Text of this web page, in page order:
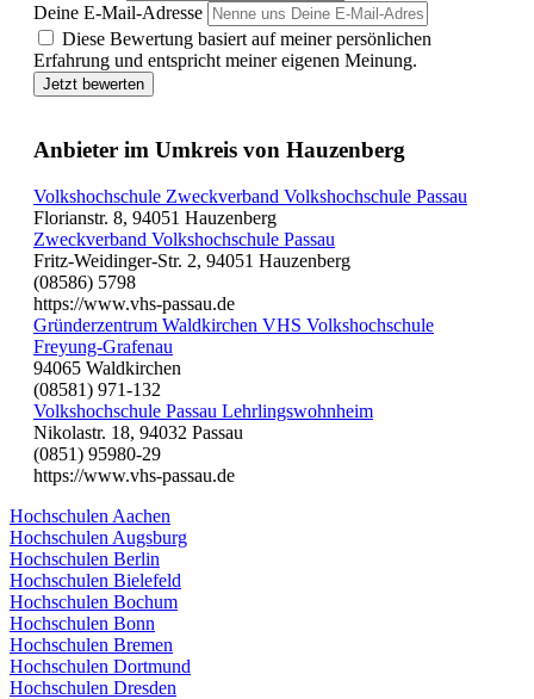
Deine E-Mail-Adresse
Diese Bewertung basiert auf meiner persönlichen
Erfahrung und entspricht meiner eigenen Meinung.
Jetzt bewerten
Anbieter im Umkreis von Hauzenberg
Volkshochschule Zweckverband Volkshochschule Passau
Florianstr. 8, 94051 Hauzenberg
Zweckverband Volkshochschule Passau
Fritz-Weidinger-Str. 2, 94051 Hauzenberg
(08586) 5798
https://www.vhs-passau.de
Gründerzentrum Waldkirchen VHS Volkshochschule
Freyung-Grafenau
94065 Waldkirchen
(08581) 971-132
Volkshochschule Passau Lehrlingswohnheim
Nikolastr. 18, 94032 Passau
(0851) 95980-29
https://www.vhs-passau.de
Hochschulen Aachen
Hochschulen Augsburg
Hochschulen Berlin
Hochschulen Bielefeld
Hochschulen Bochum
Hochschulen Bonn
Hochschulen Bremen
Hochschulen Dortmund
Hochschulen Dresden